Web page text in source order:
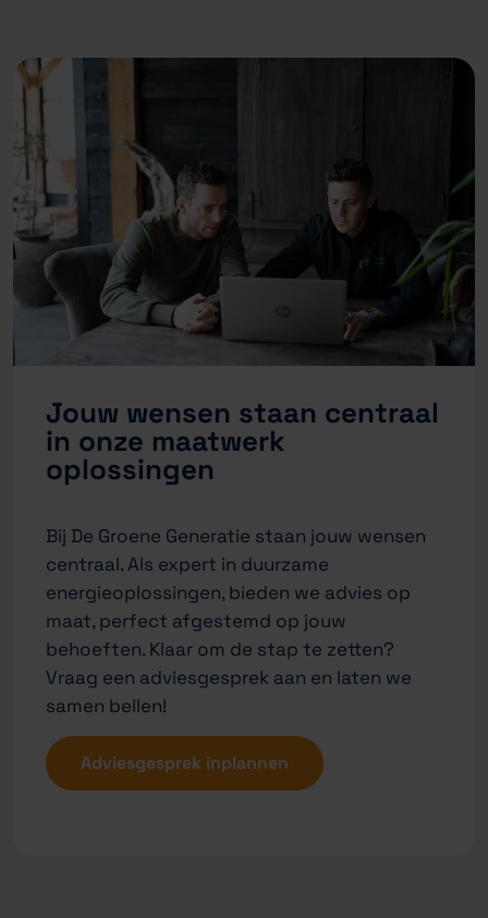
Jouw wensen staan centraal
in onze maatwerk
oplossingen
Bij De Groene Generatie staan jouw wensen
centraal. Als expert in duurzame
energieoplossingen, bieden we advies op
maat, perfect afgestemd op jouw
behoeften. Klaar om de stap te zetten?
Vraag een adviesgesprek aan en laten we
samen bellen!
Adviesgesprek inplannen